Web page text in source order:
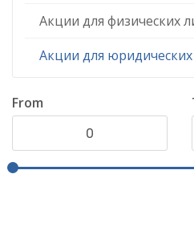
Акции для физических
Акции для
From